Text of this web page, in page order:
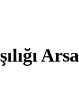
Arsa